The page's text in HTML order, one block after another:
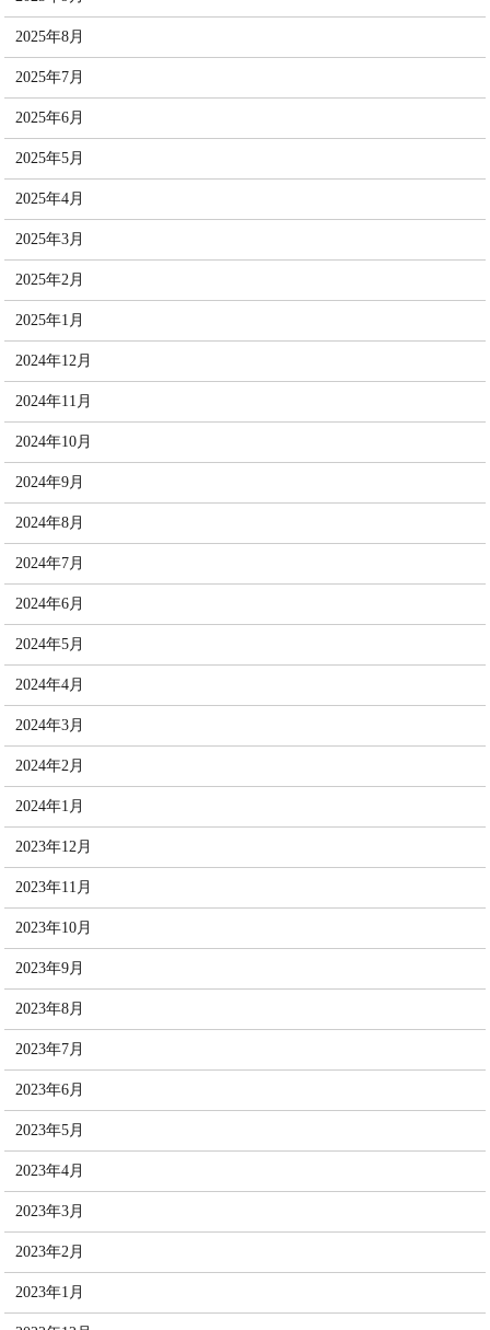
2025年8月
2025年7月
2025年6月
2025年5月
2025年4月
2025年3月
2025年2月
2025年1月
2024年12月
2024年11月
2024年10月
2024年9月
2024年8月
2024年7月
2024年6月
2024年5月
2024年4月
2024年3月
2024年2月
2024年1月
2023年12月
2023年11月
2023年10月
2023年9月
2023年8月
2023年7月
2023年6月
2023年5月
2023年4月
2023年3月
2023年2月
2023年1月